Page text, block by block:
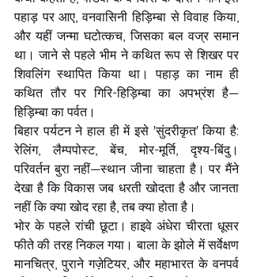
पहाड़ पर आए, वनवासिनी हिड़िम्बा से विवाह किया,
और यहीं जन्मा घटोत्कच, जिसका बल वज्र समान
था। जाने से पहले भीम ने कथित रूप से शिखर पर
शिवलिंग स्थापित किया था। पहाड़ का नाम ही
कथित तौर पर गिरि-हिड़िम्बा का अपभ्रंश है—
हिड़िम्बा का पर्वत।
बिहार पर्यटन ने हाल ही में इसे 'सुंदरीकृत' किया है:
रेलिंग, लैम्पपोस्ट, बेंच, मोर-मूर्ति, दृश्य-बिंदु।
परिवर्तन बुरा नहीं—स्थान जीना चाहता है। पर मैंने
देखा है कि विकास जब धरती खोदता है और जानता
नहीं कि क्या खोद रहा है, तब क्या होता है।
भोर के पहले रांची छूटा। हाइवे अंधेरा चीरता धूसर
फीते की तरह निकल गया। बाला के झोले में सर्वेक्षण
मानचित्र, पुराने गज़ेटियर, और महाभारत के वनपर्व